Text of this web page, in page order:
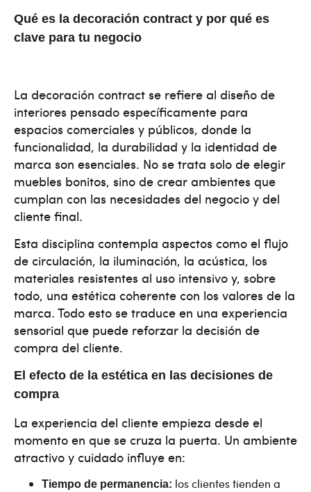
Qué es la decoración contract y por qué es
clave para tu negocio
La decoración contract se refiere al diseño de
interiores pensado específicamente para
espacios comerciales y públicos, donde la
funcionalidad, la durabilidad y la identidad de
marca son esenciales. No se trata solo de elegir
muebles bonitos, sino de crear ambientes que
cumplan con las necesidades del negocio y del
cliente final.
Esta disciplina contempla aspectos como el flujo
de circulación, la iluminación, la acústica, los
materiales resistentes al uso intensivo y, sobre
todo, una estética coherente con los valores de la
marca. Todo esto se traduce en una experiencia
sensorial que puede reforzar la decisión de
compra del cliente.
El efecto de la estética en las decisiones de
compra
La experiencia del cliente empieza desde el
momento en que se cruza la puerta. Un ambiente
atractivo y cuidado influye en:
Tiempo de permanencia: los clientes tienden a